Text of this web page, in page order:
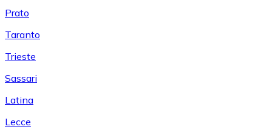
Prato
Taranto
Trieste
Sassari
Latina
Lecce